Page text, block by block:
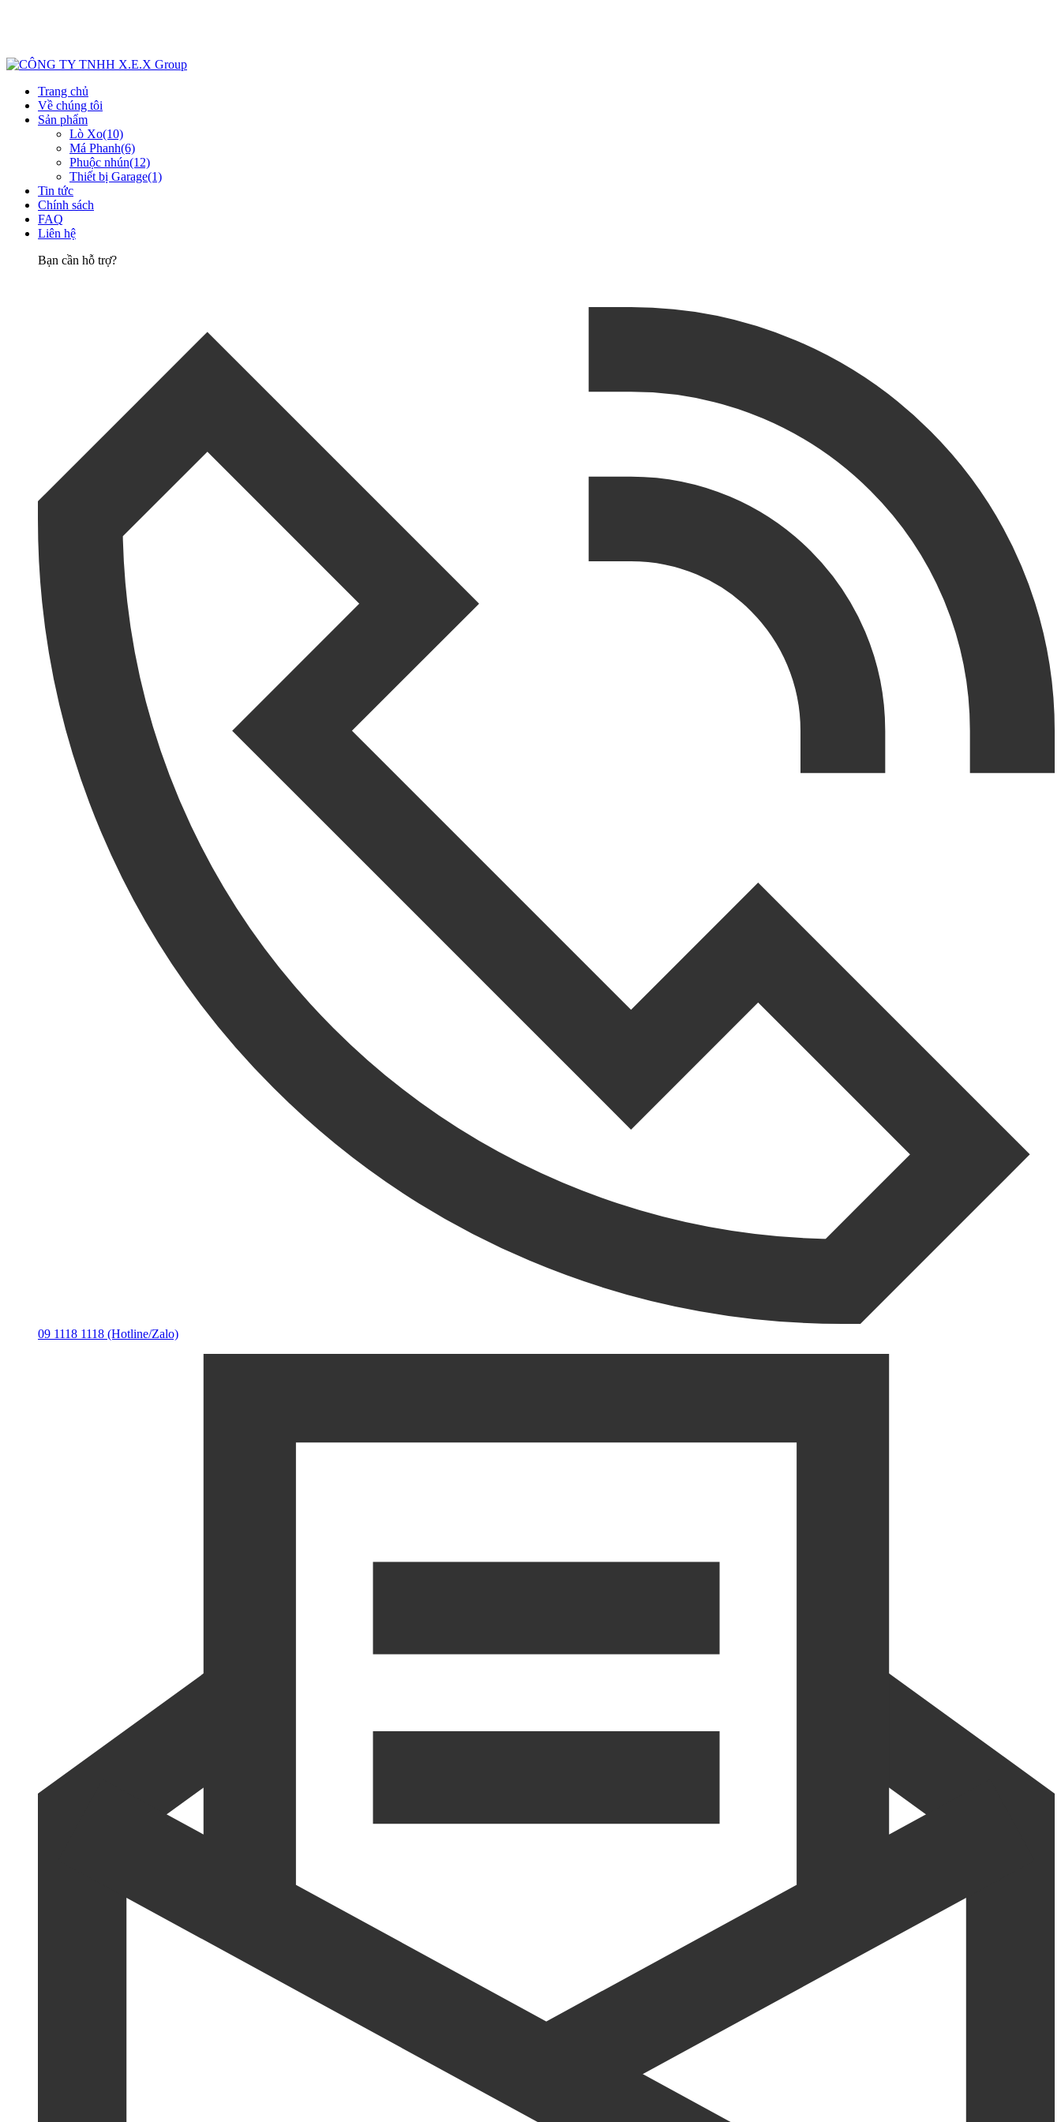
Trang chủ
Về chúng tôi
Sản phẩm
Lò Xo(10)
Má Phanh(6)
Phuộc nhún(12)
Thiết bị Garage(1)
Tin tức
Chính sách
FAQ
Liên hệ
Bạn cần hỗ trợ?
09 1118 1118 (Hotline/Zalo)